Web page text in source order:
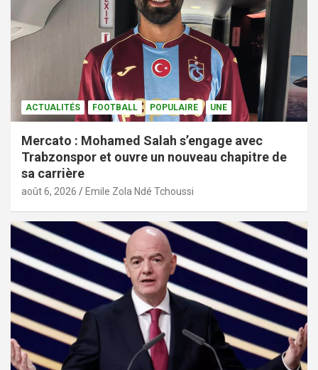
ACTUALITÉS FOOTBALL POPULAIRE UNE
Mercato : Mohamed Salah s’engage avec
Trabzonspor et ouvre un nouveau chapitre de
sa carrière
août 6, 2026 Emile Zola Ndé Tchoussi